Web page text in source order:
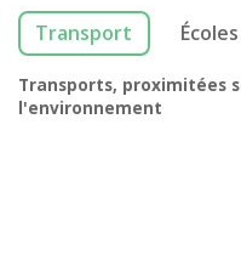
Transport Écoles
Transports, proximitées
l'environnement